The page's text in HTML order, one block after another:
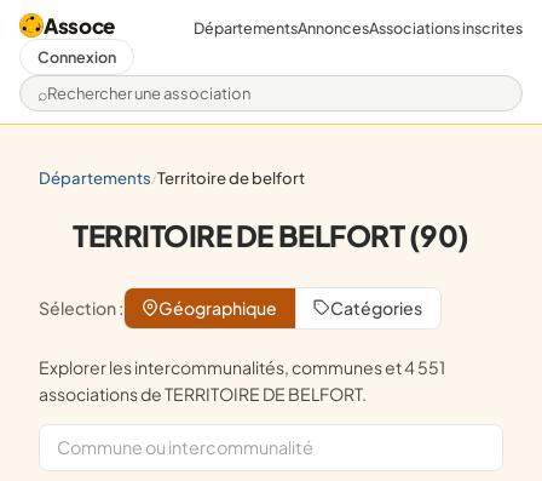
Assoce
Rechercher une association
DépartementsAnnoncesAssociations inscrites
Connexion
départements/ territoire de belfort
TERRITOIRE DE BELFORT (90)
Sélection : Géographique Catégories
Explorer les intercommunalités, communes et 4 551
associations de TERRITOIRE DE BELFORT.